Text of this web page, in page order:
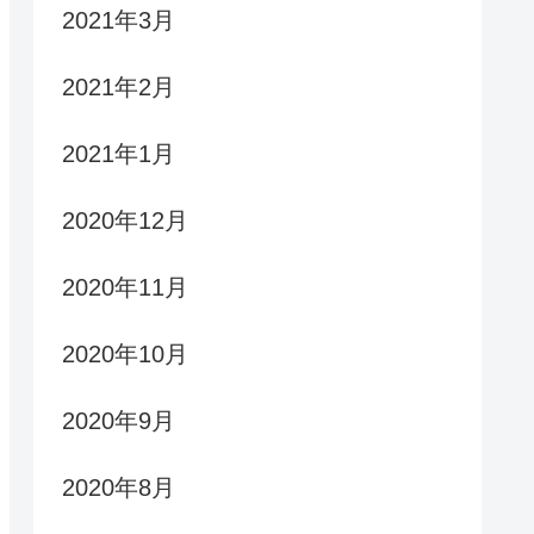
2021年3月
2021年2月
2021年1月
2020年12月
2020年11月
2020年10月
2020年9月
2020年8月